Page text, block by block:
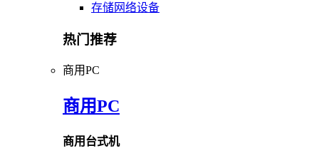
存储网络设备
热门推荐
商用PC
商用PC
商用台式机